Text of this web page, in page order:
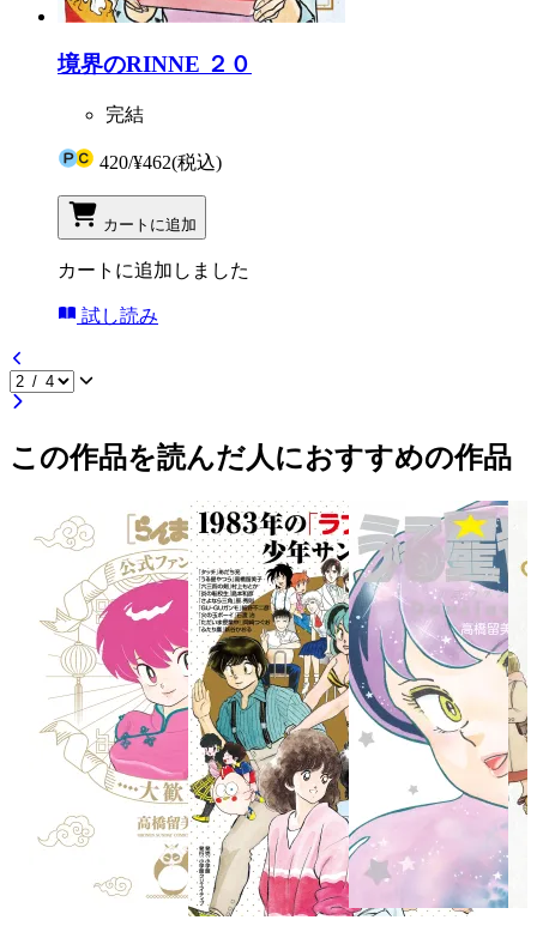
境界のRINNE ２０
完結
420/¥462(税込)
カートに追加
カートに追加しました
試し読み
この作品を読んだ人におすすめの作品